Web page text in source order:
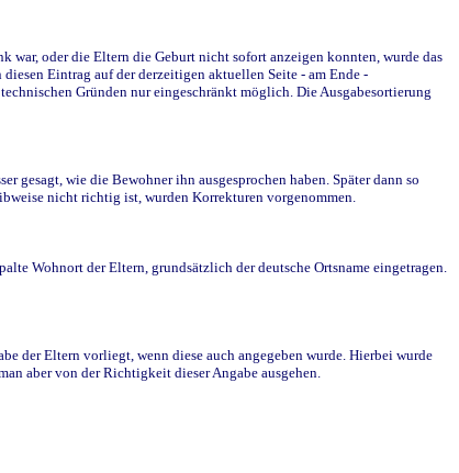
war, oder die Eltern die Geburt nicht sofort anzeigen konnten, wurde das
Eintrag auf der derzeitigen aktuellen Seite - am Ende -
Gründen nur eingeschränkt möglich. Die Ausgabesortierung
gesagt, wie die Bewohner ihn ausgesprochen haben. Später dann so
nicht richtig ist, wurden Korrekturen vorgenommen.
Wohnort der Eltern, grundsätzlich der deutsche Ortsname eingetragen.
der Eltern vorliegt, wenn diese auch angegeben wurde. Hierbei wurde
aber von der Richtigkeit dieser Angabe ausgehen.